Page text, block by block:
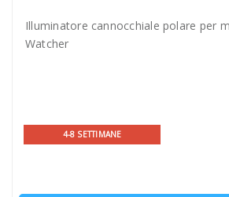
Illuminatore cannocchiale polare per
Watcher
4-8 SETTIMANE